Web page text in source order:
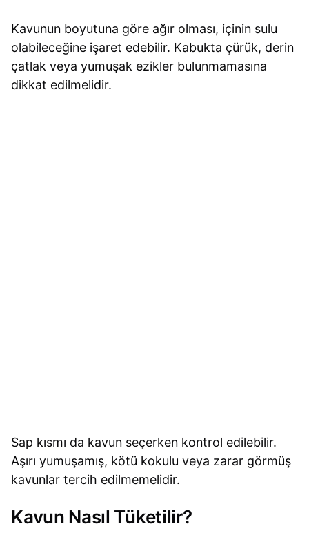
Kavunun boyutuna göre ağır olması, içinin sulu
olabileceğine işaret edebilir. Kabukta çürük, derin
çatlak veya yumuşak ezikler bulunmamasına
dikkat edilmelidir.
Sap kısmı da kavun seçerken kontrol edilebilir.
Aşırı yumuşamış, kötü kokulu veya zarar görmüş
kavunlar tercih edilmemelidir.
Kavun Nasıl Tüketilir?